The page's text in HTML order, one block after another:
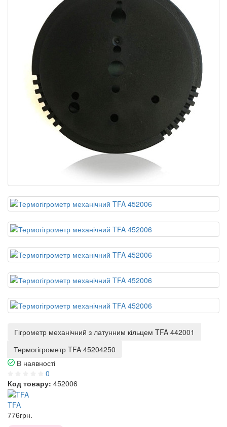
Гігрометр механічний з латунним кільцем TFA 442001
Термогігрометр TFA 45204250
В наявності
0
Код товару: 452006
TFA
776грн.